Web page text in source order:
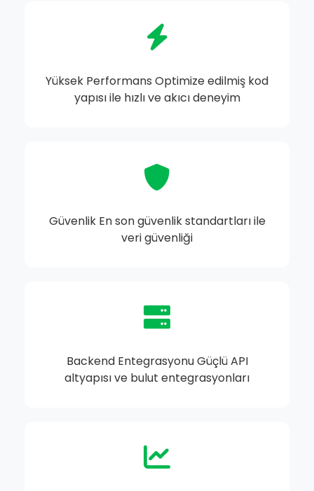
Yüksek Performans Optimize edilmiş kod
yapısı ile hızlı ve akıcı deneyim
Güvenlik En son güvenlik standartları ile
veri güvenliği
Backend Entegrasyonu Güçlü API
altyapısı ve bulut entegrasyonları